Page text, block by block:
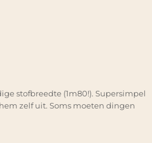
stofbreedte (1m80!). Supersimpel
zelf uit. Soms moeten dingen